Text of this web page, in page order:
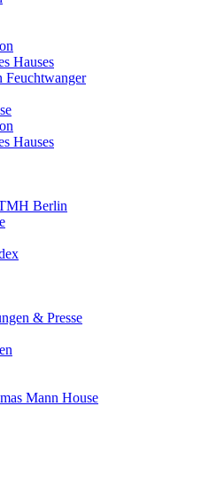
Hauses
Hauses
Berlin
& Presse
Mann House